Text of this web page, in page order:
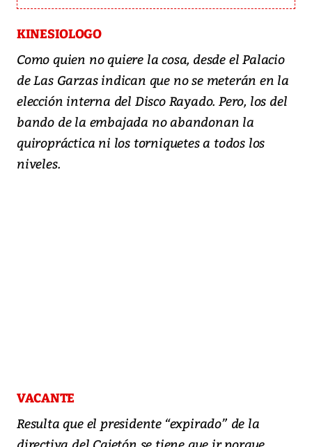
KINESIOLOGO
Como quien no quiere la cosa, desde el Palacio
de Las Garzas indican que no se meterán en la
elección interna del Disco Rayado. Pero, los del
bando de la embajada no abandonan la
quiropráctica ni los torniquetes a todos los
niveles.
VACANTE
Resulta que el presidente “expirado” de la